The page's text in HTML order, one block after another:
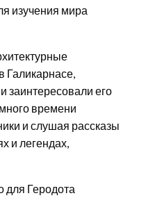
изучения мира
Галикарнасе,
заинтересовали его
времени
и слушая рассказы
и легендах,
для Геродота